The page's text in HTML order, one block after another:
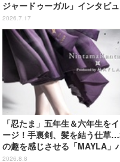
ジャードゥーガル」インタビ
（６）
2026.7.17
「忍たま」五年生＆六年生をイ
ージ！手裏剣、髪を結う仕草
の趣を感じさせる「MAYLA」
ンプス
2026.8.8